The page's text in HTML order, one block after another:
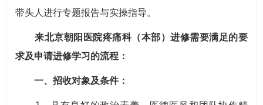
带头人进行专题报告与实操指导。
来北京朝阳医院疼痛科（本部）进修需要满足的要
求及申请进修学习的流程：
一、招收对象及条件：